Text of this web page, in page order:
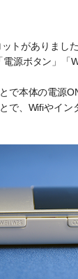
トがありまし
源ボタン」「
で本体の電源
で、Wifiやイン